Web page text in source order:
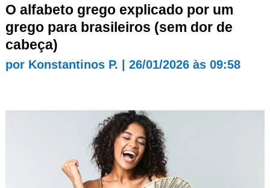
O alfabeto grego explicado por um
grego para brasileiros (sem dor de
cabeça)
por Konstantinos P. 26/01/2026 às 09:58